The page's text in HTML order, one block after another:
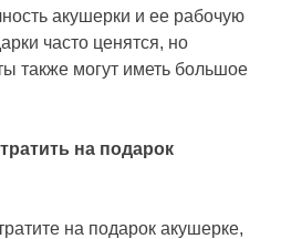
акушерки и ее рабочую
часто ценятся, но
также могут иметь большое
на подарок
на подарок акушерке,